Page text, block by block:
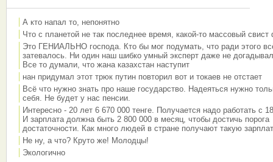
А кто напал то, непонятно
Что с планетой не так последнее время, какой-то массовый свист
Это ГЕНИАЛЬНО господа. Кто бы мог подумать, что ради этого
затевалось. Ни один наш шибко умный эксперт даже не
Все то думали, что жана казахстан наступит
нан придумал этот трюк путин повторил вот и токаев не отстает
Всё что нужно знать про наше государство. Надеяться нужно
себя. Не будет у нас пенсии.
Интересно - 20 лет 6 670 000 тенге. Получается надо работать с
И зарплата должна быть 2 800 000 в месяц, чтобы достичь порога
достаточности. Как много людей в стране получают такую
Не ну, а что? Круто же! Молодцы!
Экологично